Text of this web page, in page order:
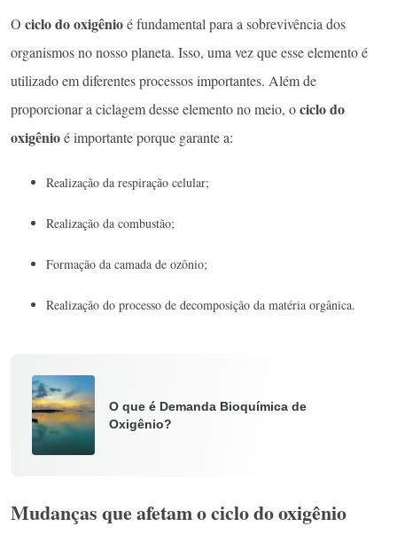
O ciclo do oxigênioé fundamental para a sobrevivência dos
organismos no nosso planeta. Isso, uma vez que esse elemento é
utilizado em diferentes processos importantes. Além de
proporcionar a ciclagem desse elemento no meio, ociclo do
oxigênioé importante porque garante a:
Realização da respiração celular;
Realização da combustão;
Formação da camada de ozônio;
Realização do processo de decomposição da matéria orgânica.
O que é Demanda Bioquímica de
Oxigênio?
Mudanças que afetam o ciclo do oxigênio